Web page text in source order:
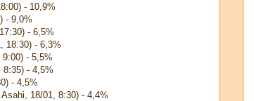
- 10,9%
- 9,0%
- 6,5%
18:30) - 6,3%
- 5,5%
8:35) - 4,5%
- 4,5%
18/01, 8:30) - 4,4%